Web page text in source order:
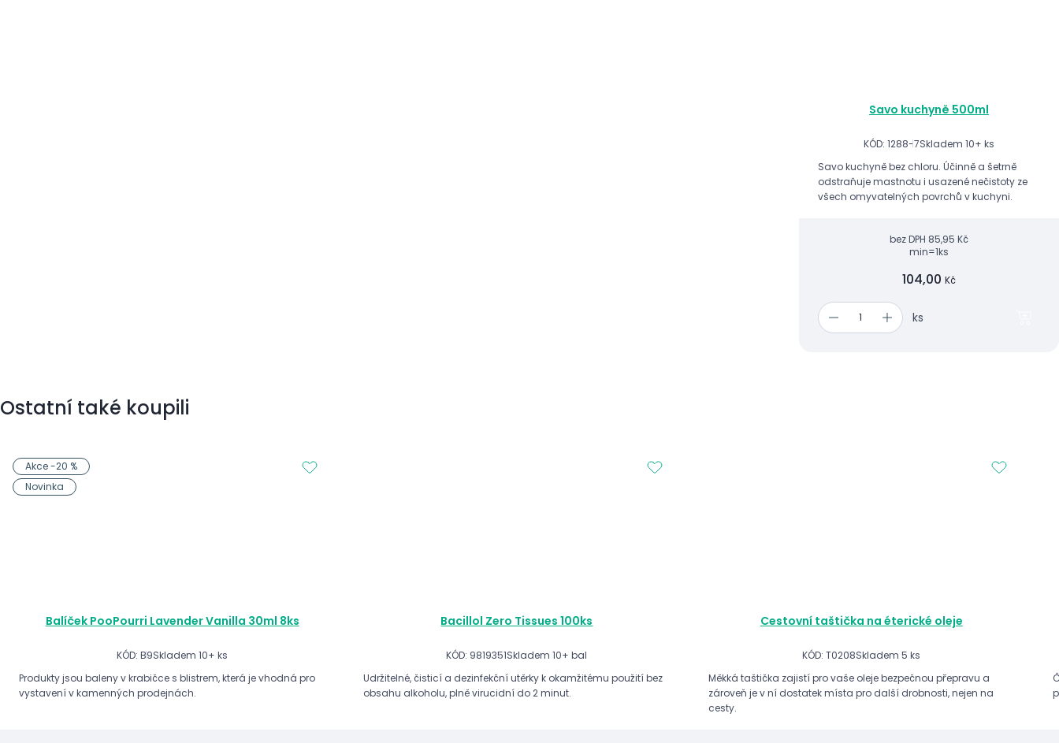
Savo kuchyně 500ml
KÓD: 1288-7Skladem 10+ ks
Savo kuchyně bez chloru. Účinně a šetrně
odstraňuje mastnotu i usazené nečistoty ze
všech omyvatelných povrchů v kuchyni.
bez DPH 85,95 Kč
min=1ks
104,00 Kč
ks
Ostatní také koupili
Balíček PooPourri Lavender Vanilla 30ml 8ks
KÓD: B9Skladem 10+ ks
Produkty jsou baleny v krabičce s blistrem, která je vhodná pro
vystavení v kamenných prodejnách.
Akce -20 %
Novinka
Bacillol Zero Tissues 100ks
KÓD: 9819351Skladem 10+ bal
Udržitelné, čisticí a dezinfekční utěrky k okamžitému použití bez
obsahu alkoholu, plně virucidní do 2 minut.
Cestovní taštička na éterické oleje
KÓD: T0208Skladem 5 ks
Měkká taštička zajistí pro vaše oleje bezpečnou přepravu a
zároveň je v ní dostatek místa pro další drobnosti, nejen na
cesty.